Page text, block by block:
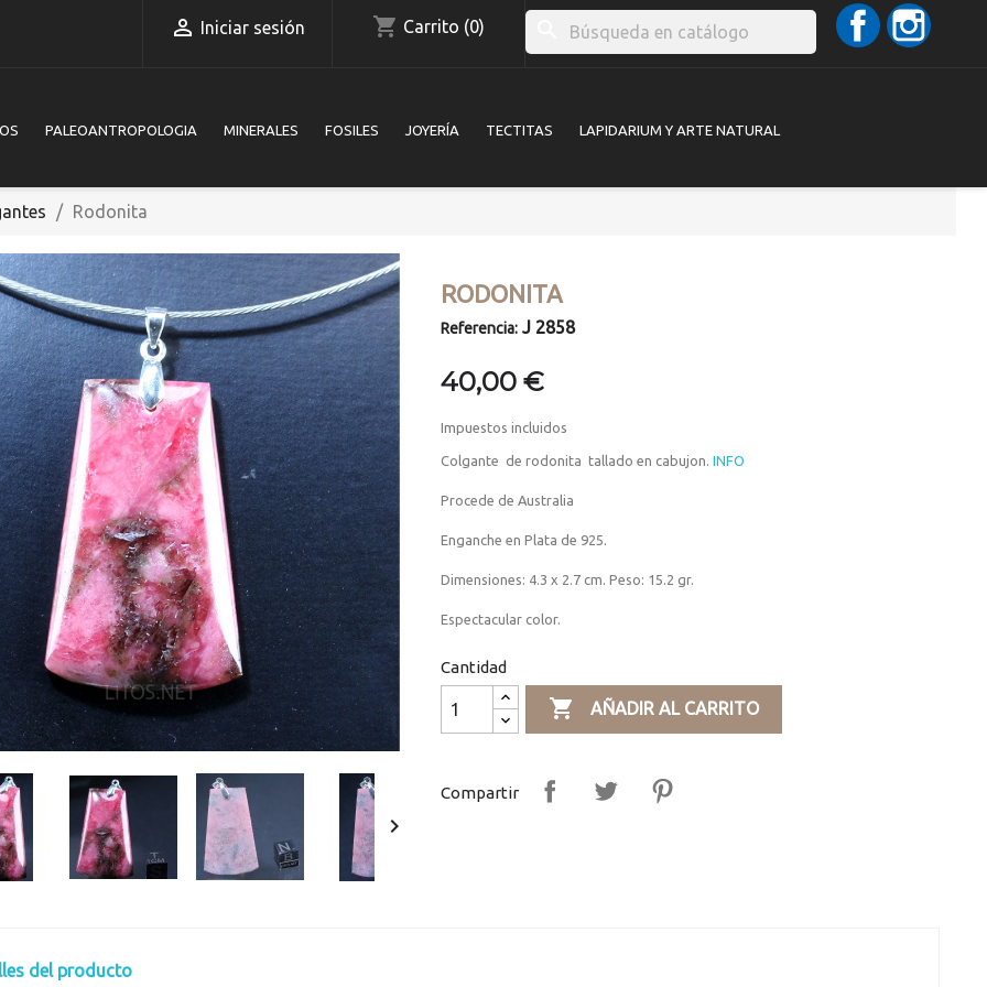
 Iniciar sesión shopping_cart Carrito (0)
Facebook
PALEOANTROPOLOGIA MINERALES FOSILES JOYERÍA TECTITAS LAPIDARIUM Y ARTE NATURAL
Rodonita

RODONITA
Referencia: J 2858
40,00 €
Impuestos incluidos
Colgante de rodonita tallado en cabujon. INFO
Procede de Australia
Enganche en Plata de 925.
Dimensiones: 4.3 x 2.7 cm. Peso: 15.2 gr.
Espectacular color.
Cantidad
 AÑADIR AL CARRITO
Compartir
del producto